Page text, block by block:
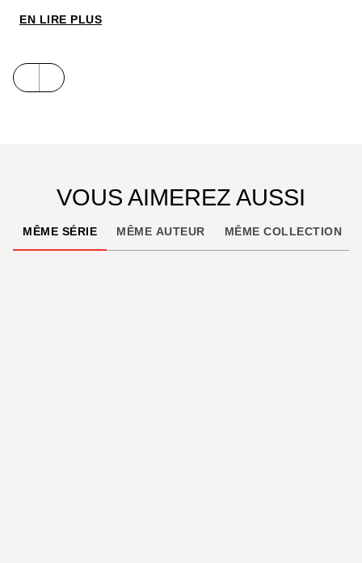
EN LIRE PLUS
VOUS AIMEREZ AUSSI
MÊME SÉRIE MÊME AUTEUR MÊME COLLECTION